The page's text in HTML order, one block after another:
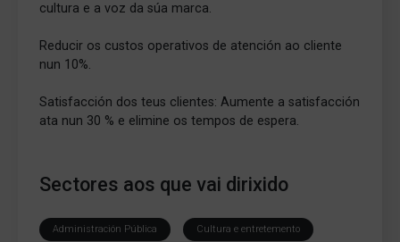
cultura e a voz da súa marca.
Reducir os custos operativos de atención ao cliente
nun 10%.
Satisfacción dos teus clientes: Aumente a satisfacción
ata nun 30 % e elimine os tempos de espera.
Sectores aos que vai dirixido
Administración Pública Cultura e entretemento